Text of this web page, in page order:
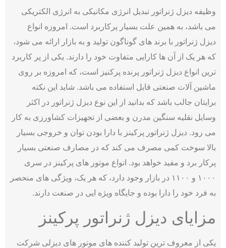
وظیفه دیزل ژنراتور تبدیل انرژی مکانیکی به انرژی الکتریکی
می باشد، به همین علت بسیار پرکاربرد است. امروزه انواع
دیزل ژنراتور با برند های گوناگون تولید و به بازار ارائه می شود،
که هر یک از آن ها کارایی متفاوت خود را دارند. یکی از پر کاربرد
ترین انواع دیزل ژنراتور پرنده پرکنیز است، که امروزه بر روی
ماشین آلات صنعتی قابل استفاده می باشد. شاید این نکته
برایتان جالب باشد که بدانید از این نوع دیزل ژنراتور در اکثر
وسایل نقلیه سنگین مدرن و بعضی از تجهیزات کشاورزی به کار
می رود. دیزل ژنراتور پرکینز با دارا بودن توان و خروجی بسیار
بالا سوخت کمی مصرف می ‌کند که در مصارف صنعتی بسیار
پرکار برد و مفید خواهد بود. انواع موتور های پرکینز در سری
۱۰۰۰ و ۱۱۰۰ در بازار وجود دارد، که هر یک، ویژگی های منحصر
به فرد خود را دارا بوده و جایگاه ویژه ایی در صنعت دارند.
مزایای دیزل ژنراتور پرکینز
یکی از معروف ترین تولید کننده های موتور های دیزلی شرکت